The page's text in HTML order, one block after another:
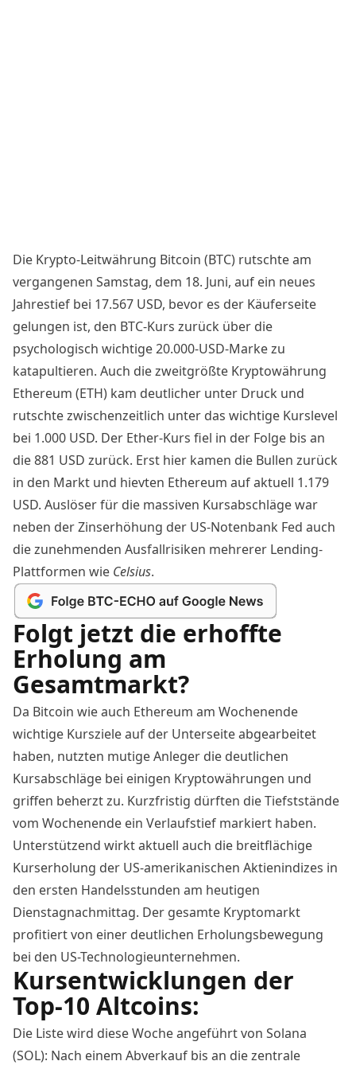
Die Krypto-Leitwährung Bitcoin (BTC) rutschte am
vergangenen Samstag, dem 18. Juni, auf ein neues
Jahrestief bei 17.567 USD, bevor es der Käuferseite
gelungen ist, den BTC-Kurs zurück über die
psychologisch wichtige 20.000-USD-Marke zu
katapultieren. Auch die zweitgrößte Kryptowährung
Ethereum (ETH) kam deutlicher unter Druck und
rutschte zwischenzeitlich unter das wichtige Kurslevel
bei 1.000 USD. Der Ether-Kurs fiel in der Folge bis an
die 881 USD zurück. Erst hier kamen die Bullen zurück
in den Markt und hievten Ethereum auf aktuell 1.179
USD. Auslöser für die massiven Kursabschläge war
neben der Zinserhöhung der US-Notenbank Fed auch
diezunehmenden Ausfallrisiken mehrerer Lending-
Plattformen wie Celsius.
Folgt jetzt die erhoffte
Erholung am
Gesamtmarkt?
Da Bitcoin wie auch Ethereum am Wochenende
wichtige Kursziele auf der Unterseite abgearbeitet
haben, nutzten mutige Anleger die deutlichen
Kursabschläge bei einigen Kryptowährungen und
griffen beherzt zu. Kurzfristig dürften die Tiefststände
vom Wochenende ein Verlaufstief markiert haben.
Unterstützend wirkt aktuell auch die breitflächige
Kurserholung der US-amerikanischen Aktienindizes in
den ersten Handelsstunden am heutigen
Dienstagnachmittag. Der gesamte Kryptomarkt
profitiert von einer deutlichen Erholungsbewegung
bei den US-Technologieunternehmen.
Kursentwicklungen der
Top-10 Altcoins:
Die Liste wird diese Woche angeführt von Solana
(SOL): Nach einem Abverkauf bis an die zentrale